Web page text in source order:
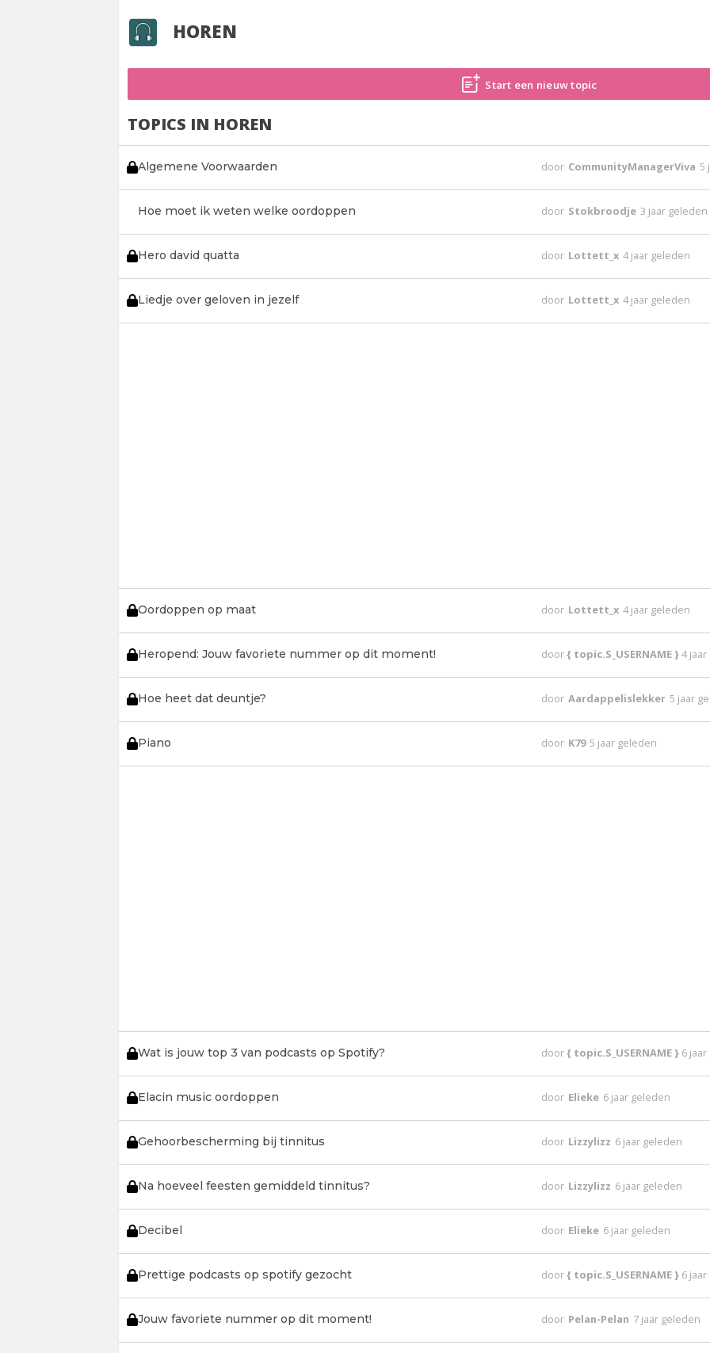
HOREN
Start een nieuw topic
TOPICS IN HOREN
Algemene Voorwaarden door CommunityManagerViva 5
Hoe moet ik weten welke oordoppen door Stokbroodje 3 jaar geleden
Hero david quatta door Lottett_x 4 jaar geleden
Liedje over geloven in jezelf door Lottett_x 4 jaar geleden
Oordoppen op maat door Lottett_x 4 jaar geleden
Heropend: Jouw favoriete nummer op dit moment! door{ topic.S_USERNAME }4
Hoe heet dat deuntje? door Aardappelislekker 5 jaar
Piano door K79 5 jaar geleden
Wat is jouw top 3 van podcasts op Spotify? door{ topic.S_USERNAME } 6
Elacin music oordoppen door Elieke 6 jaar geleden
Gehoorbescherming bij tinnitus door Lizzylizz 6 jaar geleden
Na hoeveel feesten gemiddeld tinnitus? door Lizzylizz 6 jaar geleden
Decibel door Elieke 6 jaar geleden
Prettige podcasts op spotify gezocht door{ topic.S_USERNAME } 6
Jouw favoriete nummer op dit moment! door Pelan-Pelan 7 jaar geleden